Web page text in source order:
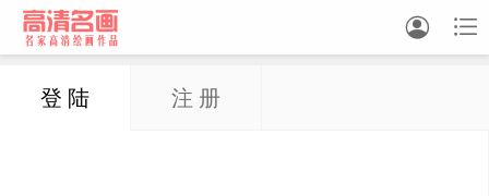


登 陆 注 册